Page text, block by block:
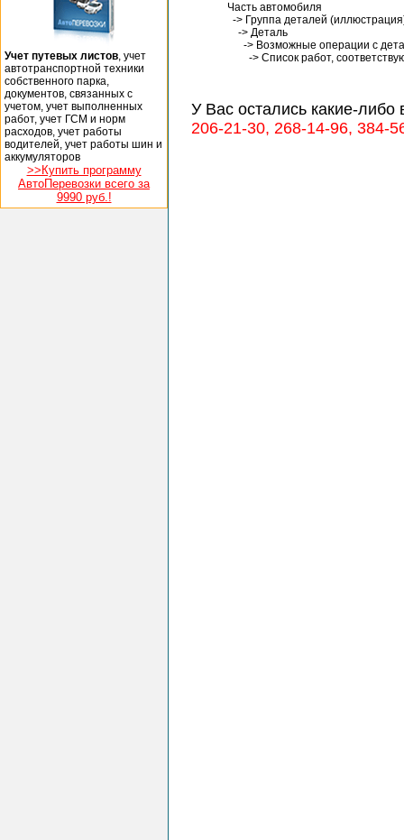
Учет путевых листов , учет
автотранспортной техники
собственного парка,
документов, связанных с
учетом, учет выполненных
работ, учет ГСМ и норм
расходов, учет работы
водителей, учет работы шин и
аккумуляторов
>>Купить программу
АвтоПеревозки всего за
9990 руб.!
Часть автомобиля
-> Группа деталей
-> Деталь
-> Возможные операции с
-> Список работ,
У Вас остались какие-
206-21-30, 268-14-96, 384-